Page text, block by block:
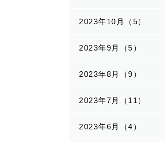
2023年10月（5）
2023年9月（5）
2023年8月（9）
2023年7月（11）
2023年6月（4）